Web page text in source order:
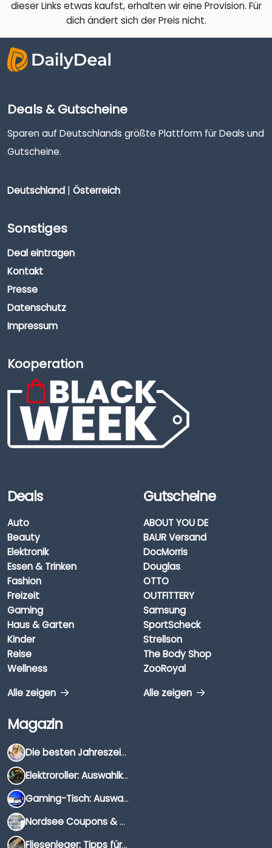
dieser Links etwas kaufst, erhalten wir eine Provision. Für
dich ändert sich der Preis nicht.
Deals & Gutscheine
Sparen auf Deutschlands größte Plattform für Deals und
Gutscheine.
Deutschland | Österreich
Sonstiges
Deal eintragen
Kontakt
Presse
Datenschutz
Impressum
Kooperation
Deals
Auto
Beauty
Elektronik
Essen & Trinken
Fashion
Freizeit
Gaming
Haus & Garten
Kinder
Reise
Wellness
Alle zeigen
Gutscheine
ABOUT YOU DE
BAUR Versand
DocMorris
Douglas
OTTO
OUTFITTERY
Samsung
SportScheck
Strellson
The Body Shop
ZooRoyal
Alle zeigen
Magazin
Die besten Jahreszeiten für Schnäppchenjäger
Elektroroller: Auswahlkriterien, Unterschiede & Tipps
Gaming-Tisch: Auswahlkriterien, Unterschiede & Tipps
Nordsee Coupons & Gutscheine 2026
Fliesenleger: Tipps für die Auswahl